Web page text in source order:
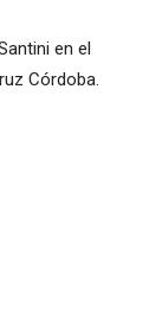
en el
Córdoba.